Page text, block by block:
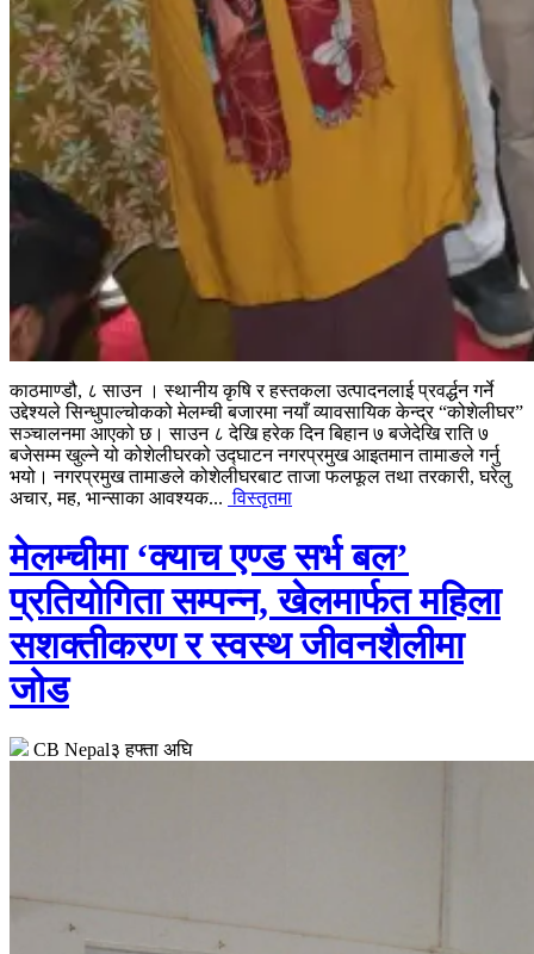
काठमाण्डौ, ८ साउन । स्थानीय कृषि र हस्तकला उत्पादनलाई प्रवर्द्धन गर्ने
उद्देश्यले सिन्धुपाल्चोकको मेलम्ची बजारमा नयाँ व्यावसायिक केन्द्र “कोशेलीघर”
सञ्चालनमा आएको छ। साउन ८ देखि हरेक दिन बिहान ७ बजेदेखि राति ७
बजेसम्म खुल्ने यो कोशेलीघरको उद्घाटन नगरप्रमुख आइतमान तामाङले गर्नु
भयो। नगरप्रमुख तामाङले कोशेलीघरबाट ताजा फलफूल तथा तरकारी, घरेलु
अचार, मह, भान्साका आवश्यक... विस्तृतमा
मेलम्चीमा ‘क्याच एण्ड सर्भ बल’
प्रतियोगिता सम्पन्न, खेलमार्फत महिला
सशक्तीकरण र स्वस्थ जीवनशैलीमा
जोड
CB Nepal३ हफ्ता अघि